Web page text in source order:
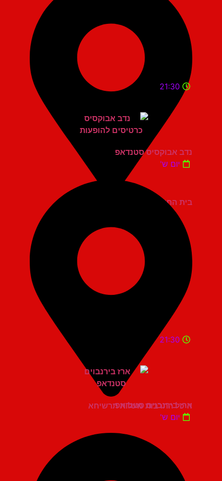
בית החייל תל אביב
21:30
נדב אבוקסיס סטנדאפ
יום ש'
היכל התרבות מעלות תרשיחא
21:30
ארז בירנבוים סטנדאפ
יום ש'